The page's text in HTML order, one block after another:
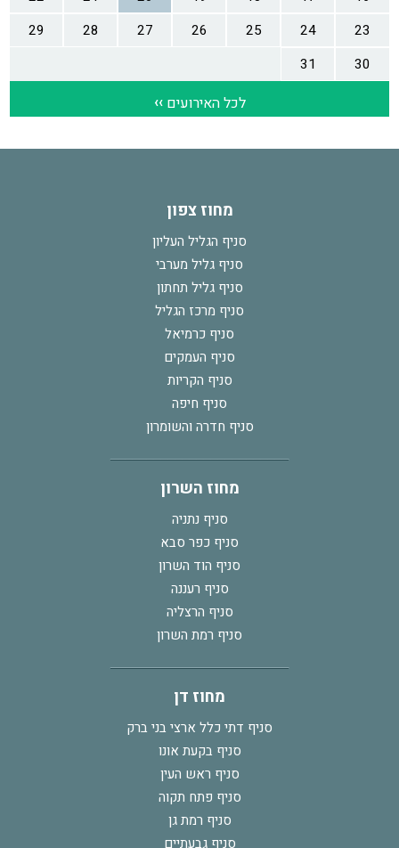
מחוז צפון
סניף הגליל העליון
סניף גליל מערבי
סניף גליל תחתון
סניף מרכז הגליל
סניף כרמיאל
סניף העמקים
סניף הקריות
סניף חיפה
סניף חדרה והשומרון
מחוז השרון
סניף נתניה
סניף כפר סבא
סניף הוד השרון
סניף רעננה
סניף הרצליה
סניף רמת השרון
מחוז דן
סניף דתי כלל ארצי בני ברק
סניף בקעת אונו
סניף ראש העין
סניף פתח תקוה
סניף רמת גן
סניף גבעתיים